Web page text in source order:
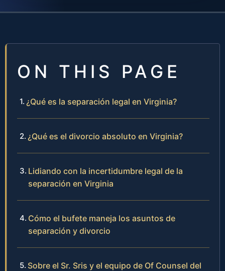
ON THIS PAGE
¿Qué es la separación legal en Virginia?
¿Qué es el divorcio absoluto en Virginia?
Lidiando con la incertidumbre legal de la
separación en Virginia
Cómo el bufete maneja los asuntos de
separación y divorcio
Sobre el Sr. Sris y el equipo de Of Counsel del